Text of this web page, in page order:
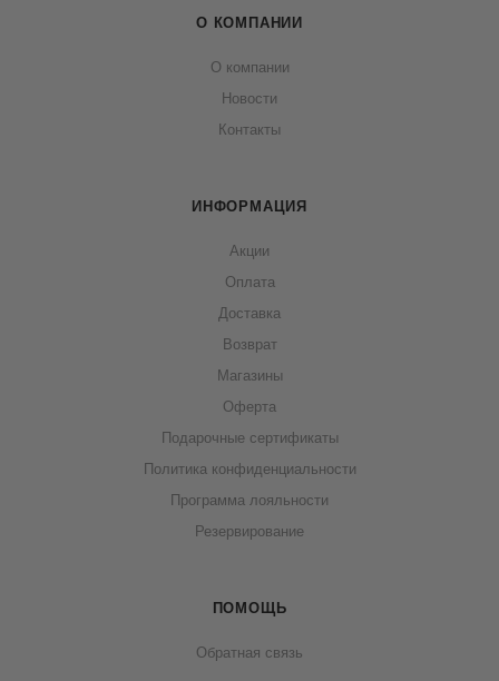
О КОМПАНИИ
О компании
Новости
Контакты
ИНФОРМАЦИЯ
Акции
Оплата
Доставка
Возврат
Магазины
Оферта
Подарочные сертификаты
Политика конфиденциальности
Программа лояльности
Резервирование
ПОМОЩЬ
Обратная связь